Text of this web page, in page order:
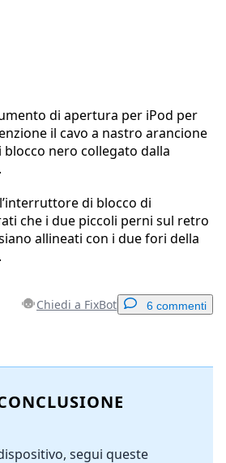
di apertura per iPod per
il cavo a nastro arancione
nero collegato dalla
di blocco di
che i due piccoli perni sul retro
allineati con i due fori della
Chiedi a FixBot 6 commenti
segui queste